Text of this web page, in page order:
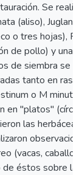
Se
(aliso),
o tres hojas),
de pollo) y una
de siembra se
tanto en
o M
en "platos"
las
(vacas,
éstos sobre la